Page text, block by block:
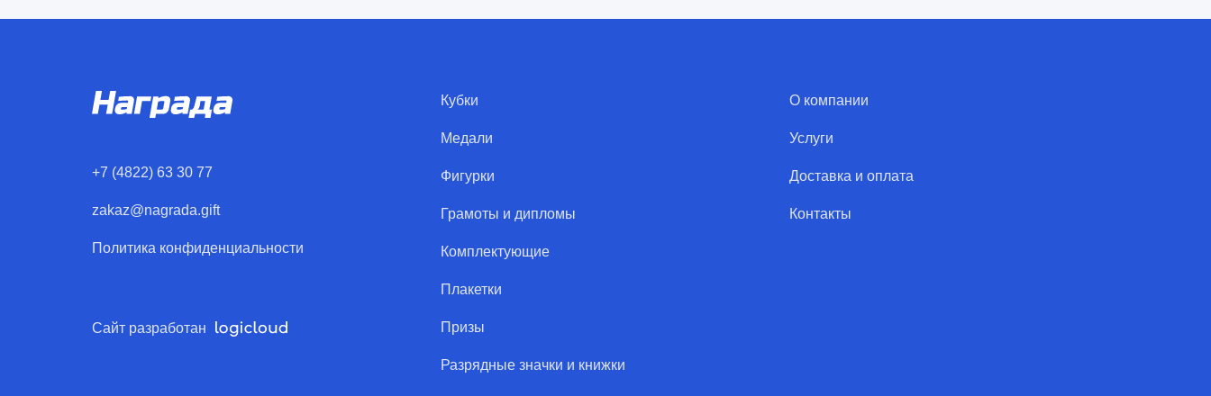
+7 (4822) 63 30 77
zakaz@nagrada.gift
Политика конфиденциальности
Сайт разработан
Кубки
Медали
Фигурки
Грамоты и дипломы
Комплектующие
Плакетки
Призы
Разрядные значки и книжки
О компании
Услуги
Доставка и оплата
Контакты